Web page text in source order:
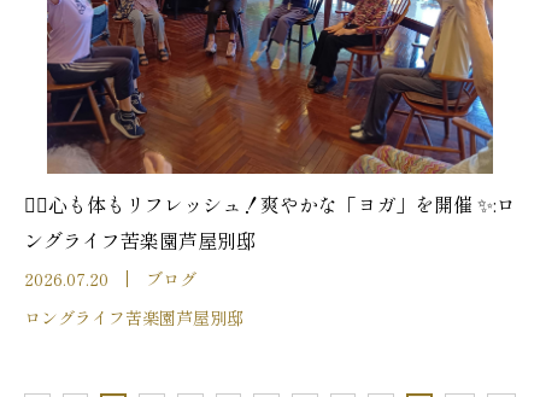
🧘‍♀️心も体もリフレッシュ！爽やかな「ヨガ」を開催 ✨:ロ
ングライフ苦楽園芦屋別邸
2026.07.20
ブログ
ロングライフ苦楽園芦屋別邸